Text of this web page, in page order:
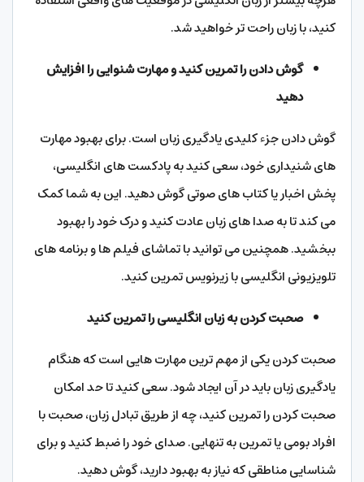
کنید، با زبان راحت تر خواهید شد.
گوش دادن را تمرین کنید و مهارت شنوایی را افزایش
دهید
گوش دادن جزء کلیدی یادگیری زبان است. برای بهبود مهارت
های شنیداری خود، سعی کنید به پادکست های انگلیسی،
پخش اخبار یا کتاب های صوتی گوش دهید. این به شما کمک
می کند تا به صدا های زبان عادت کنید و درک خود را بهبود
ببخشید. همچنین می توانید با تماشای فیلم ها و برنامه های
تلویزیونی انگلیسی با زیرنویس تمرین کنید.
صحبت کردن به زبان انگلیسی را تمرین کنید
صحبت کردن یکی از مهم ترین مهارت هایی است که هنگام
یادگیری زبان باید در آن ایجاد شود. سعی کنید تا حد امکان
صحبت کردن را تمرین کنید، چه از طریق تبادل زبان، صحبت با
افراد بومی یا تمرین به تنهایی. صدای خود را ضبط کنید و برای
شناسایی مناطقی که نیاز به بهبود دارید، گوش دهید.